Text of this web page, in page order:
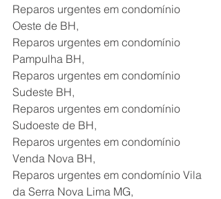
Reparos urgentes em condomínio
Oeste de BH,
Reparos urgentes em condomínio
Pampulha BH,
Reparos urgentes em condomínio
Sudeste BH,
Reparos urgentes em condomínio
Sudoeste de BH,
Reparos urgentes em condomínio
Venda Nova BH,
Reparos urgentes em condomínio Vila
da Serra Nova Lima MG,